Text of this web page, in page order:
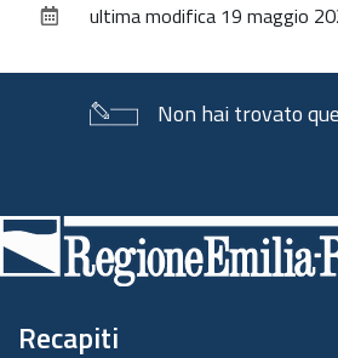
documentoultima modifica 19 maggio
Non hai trovato
di
pagina
Recapiti